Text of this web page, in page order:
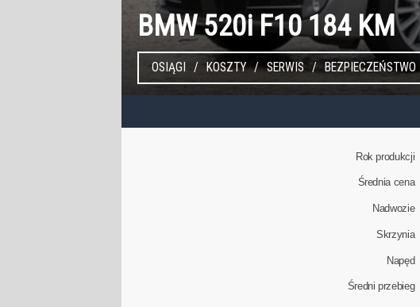
BMW 520i F10 184 KM
OSIĄGI KOSZTY SERWIS BEZPIECZEŃSTWO
Rok produkcji
Średnia cena
Nadwozie
Skrzynia
Napęd
Średni przebieg